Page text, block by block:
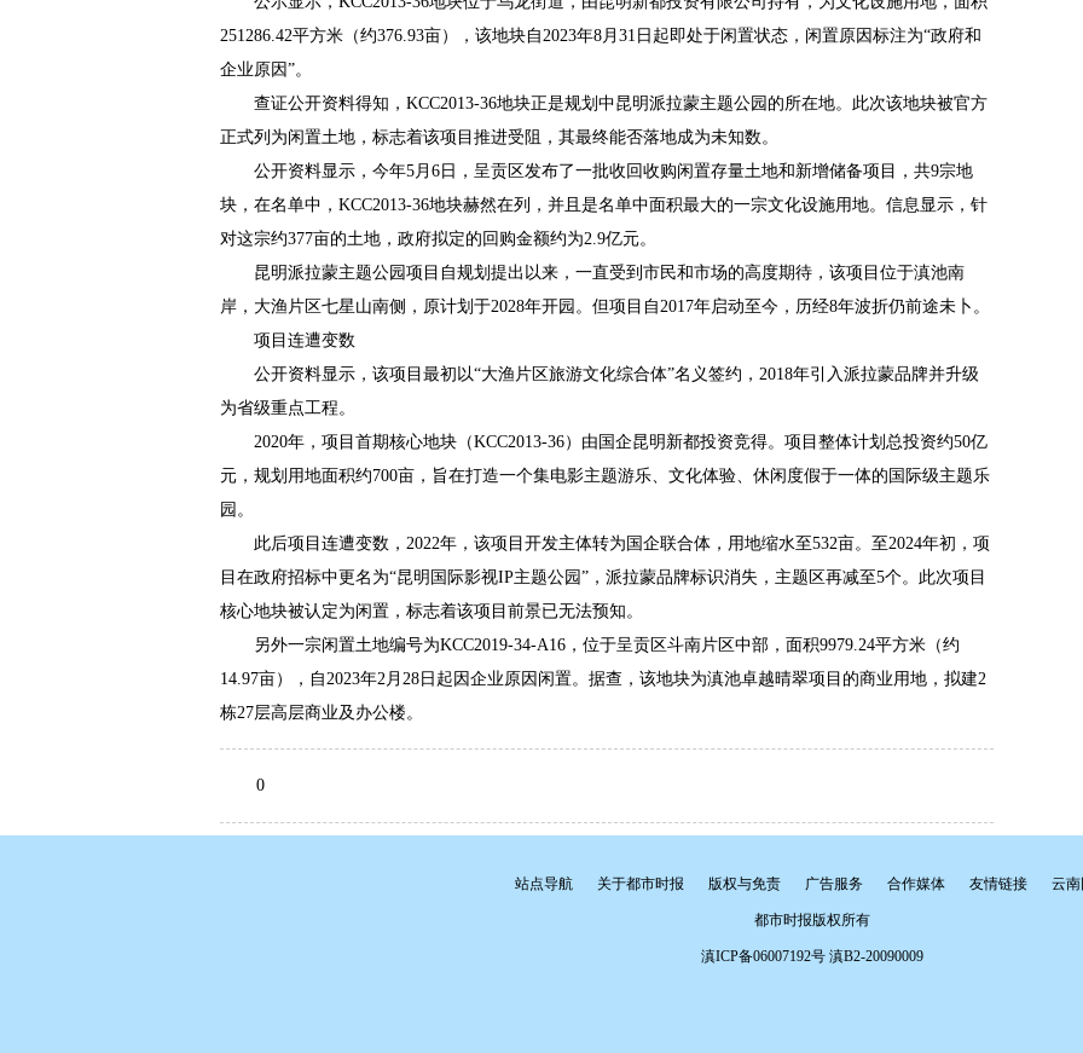
251286.42平方米（约376.93亩），该地块自2023年8月31日起即处于闲置状态，闲置原因标注为“政府和
企业原因”。
查证公开资料得知，KCC2013-36地块正是规划中昆明派拉蒙主题公园的所在地。此次该地块被官方
正式列为闲置土地，标志着该项目推进受阻，其最终能否落地成为未知数。
公开资料显示，今年5月6日，呈贡区发布了一批收回收购闲置存量土地和新增储备项目，共9宗地
块，在名单中，KCC2013-36地块赫然在列，并且是名单中面积最大的一宗文化设施用地。信息显示，针
对这宗约377亩的土地，政府拟定的回购金额约为2.9亿元。
昆明派拉蒙主题公园项目自规划提出以来，一直受到市民和市场的高度期待，该项目位于滇池南
岸，大渔片区七星山南侧，原计划于2028年开园。但项目自2017年启动至今，历经8年波折仍前途未卜。
项目连遭变数
公开资料显示，该项目最初以“大渔片区旅游文化综合体”名义签约，2018年引入派拉蒙品牌并升级
为省级重点工程。
2020年，项目首期核心地块（KCC2013-36）由国企昆明新都投资竞得。项目整体计划总投资约50亿
元，规划用地面积约700亩，旨在打造一个集电影主题游乐、文化体验、休闲度假于一体的国际级主题乐
园。
此后项目连遭变数，2022年，该项目开发主体转为国企联合体，用地缩水至532亩。至2024年初，项
目在政府招标中更名为“昆明国际影视IP主题公园”，派拉蒙品牌标识消失，主题区再减至5个。此次项目
核心地块被认定为闲置，标志着该项目前景已无法预知。
另外一宗闲置土地编号为KCC2019-34-A16，位于呈贡区斗南片区中部，面积9979.24平方米（约
14.97亩），自2023年2月28日起因企业原因闲置。据查，该地块为滇池卓越晴翠项目的商业用地，拟建2
栋27层高层商业及办公楼。
0
站点导航 关于都市时报 版权与免责 广告服务 合作媒体 友情链接 云
都市时报版权所有
滇ICP备06007192号 滇B2-20090009